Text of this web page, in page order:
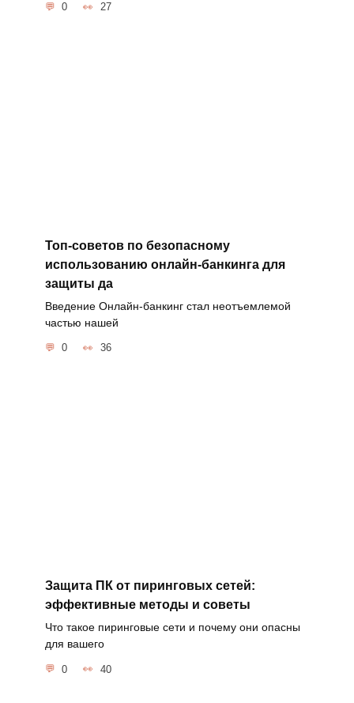
0 27
Топ-советов по безопасному
использованию онлайн-банкинга для
защиты да
Введение Онлайн-банкинг стал неотъемлемой
частью нашей
0 36
Защита ПК от пиринговых сетей:
эффективные методы и советы
Что такое пиринговые сети и почему они опасны
для вашего
0 40